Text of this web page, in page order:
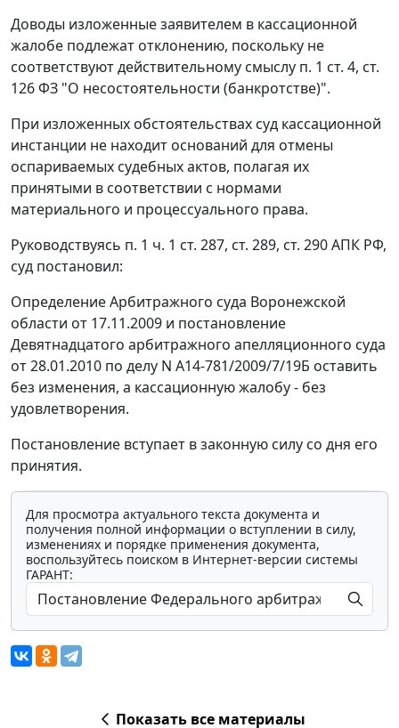
Доводы изложенные заявителем в кассационной
жалобе подлежат отклонению, поскольку не
соответствуют действительному смыслу п. 1 ст. 4, ст.
126ФЗ "О несостоятельности (банкротстве)".
При изложенных обстоятельствах суд кассационной
инстанции не находит оснований для отмены
оспариваемых судебных актов, полагая их
принятыми в соответствии с нормами
материального и процессуального права.
Руководствуясь п. 1 ч. 1 ст. 287, ст. 289, ст. 290АПК РФ,
суд постановил:
Определение Арбитражного суда Воронежской
области от 17.11.2009 и постановление
Девятнадцатого арбитражного апелляционного суда
от 28.01.2010 по делу N А14-781/2009/7/19Б оставить
без изменения, а кассационную жалобу - без
удовлетворения.
Постановление вступает в законную силу со дня его
принятия.
Для просмотра актуального текста документа и
получения полной информации о вступлении в силу,
изменениях и порядке применения документа,
воспользуйтесь поиском в Интернет-версии системы
ГАРАНТ:
Показать все материалы